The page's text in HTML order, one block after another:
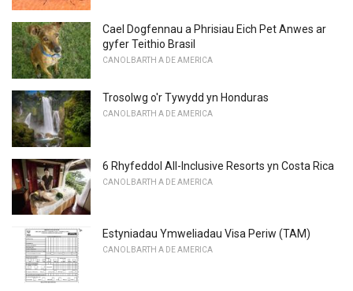
Cael Dogfennau a Phrisiau Eich Pet Anwes ar
gyfer Teithio Brasil
CANOLBARTH A DE AMERICA
Trosolwg o'r Tywydd yn Honduras
CANOLBARTH A DE AMERICA
6 Rhyfeddol All-Inclusive Resorts yn Costa Rica
CANOLBARTH A DE AMERICA
Estyniadau Ymweliadau Visa Periw (TAM)
CANOLBARTH A DE AMERICA